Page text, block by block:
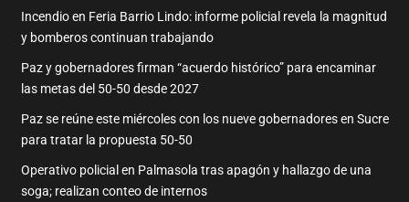
Incendio en Feria Barrio Lindo: informe policial revela la magnitud
y bomberos continuan trabajando
Paz y gobernadores firman “acuerdo histórico” para encaminar
las metas del 50-50 desde 2027
Paz se reúne este miércoles con los nueve gobernadores en Sucre
para tratar la propuesta 50-50
Operativo policial en Palmasola tras apagón y hallazgo de una
soga; realizan conteo de internos